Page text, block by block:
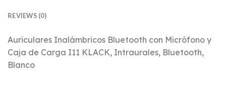
REVIEWS (0)
Auriculares Inalámbricos Bluetooth con Micrófono y
Caja de Carga I11 KLACK, Intraurales, Bluetooth,
Blanco